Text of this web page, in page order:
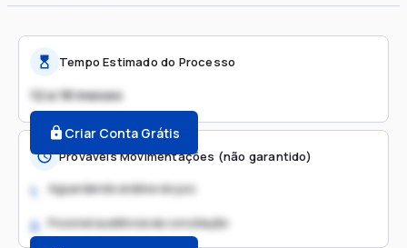
Tempo Estimado do Processo
12 a 18 meses
Criar Conta Grátis
Prováveis Movimentações (não garantido)
1. Aguardando análise do juiz
2. Possível audiência de conciliação